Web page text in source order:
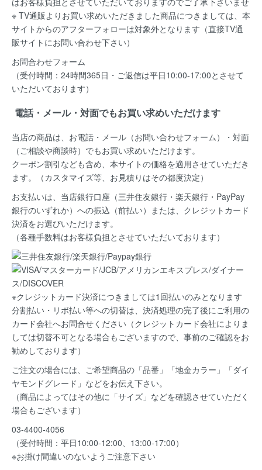
※ TV通販よりお買い求めいただきました商品につきましては、本
サイトからのアフターフォローは対象外となります（直接TV通
販サイトにお問い合わせ下さい）
お問合わせフォーム
（受付時間：24時間365日・ご返信は平日10:00-17:00とさせて
いただいております）
電話・メール・対面でもお買い求めいただけます
当店の商品は、お電話・メール（お問い合わせフォーム）・対面
（ご相談や商談時）でもお買い求めいただけます。
クーポン割引なども含め、本サイトの価格を適用させていただき
ます。（カスタマイズ等、お見積りはその都度決定）
お支払いは、当店銀行口座（三井住友銀行・楽天銀行・PayPay
銀行のいずれか）への振込（前払い）または、クレジットカード
決済をお選びいただけます。
（各種手数料はお客様負担とさせていただいております）
※クレジットカード決済につきましては1回払いのみとなります
分割払い・リボ払い等への切替は、決済処理の完了後にご利用の
カード会社へお問合せください（クレジットカード会社によりま
しては切替不可となる場合もございますので、事前のご確認をお
勧めしております）
ご注文の場合には、ご希望商品の 「品番」「地金カラー」「ダイ
ヤモンドグレード」などをお伝え下さい。
（商品によってはその他に「サイズ」などを確認させていただく
場合もございます）
03-4400-4056
（受付時間：平日10:00-12:00、13:00-17:00）
※お掛け間違いのないようご注意下さい